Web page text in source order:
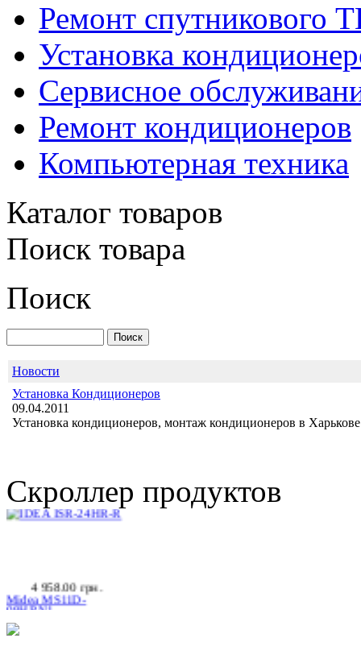
Ремонт спутникового
Установка
Сервисное
Ремонт кондиционеров
Компьютерная техника
Каталог товаров
Поиск товара
Поиск
Новости
Установка Кондиционеров
09.04.2011
Установка кондиционеров, монтаж кондиционеров в
Скроллер продуктов
IDEA ISR-09HR-TN1
2 144.00 грн.
IDEA ISR-24HR-R